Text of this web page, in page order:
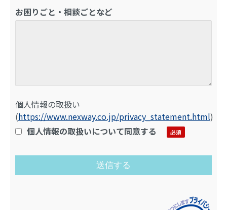
お困りごと・相談ごとなど
個人情報の取扱い
(https://www.nexway.co.jp/privacy_statement.html)
個人情報の取扱いについて同意する